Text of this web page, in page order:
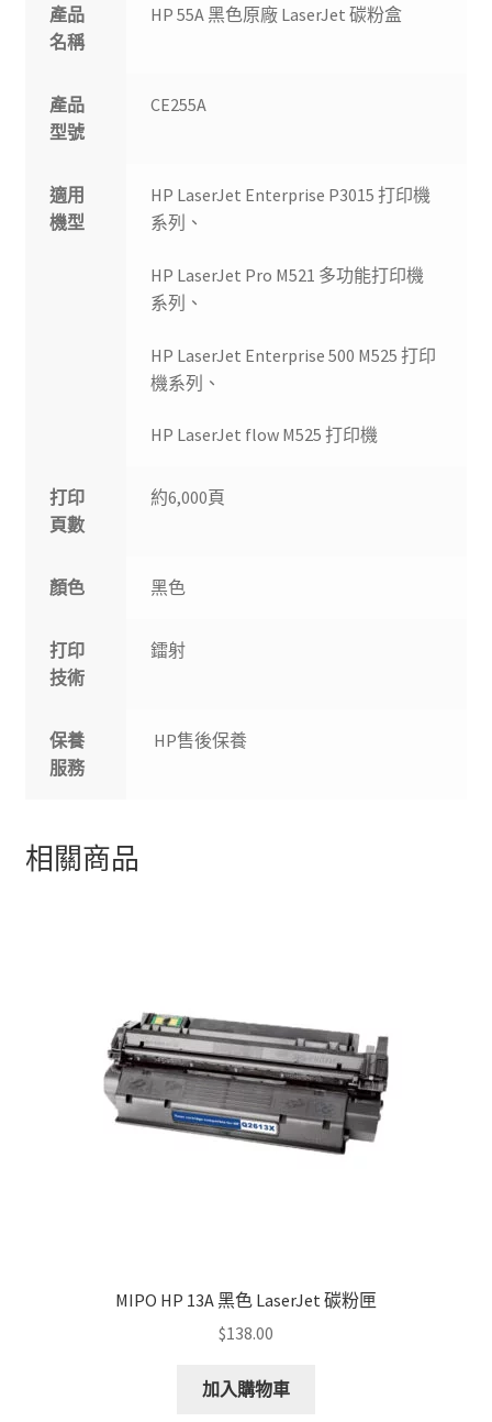
產品
名稱
HP 55A 黑色原廠 LaserJet 碳粉盒
產品
型號
CE255A
適用
機型
HP LaserJet Enterprise P3015 打印機
系列、
HP LaserJet Pro M521 多功能打印機
系列、
HP LaserJet Enterprise 500 M525 打印
機系列、
HP LaserJet flow M525 打印機
打印
頁數
約6,000頁
顏色 黑色
打印
技術
鐳射
保養
服務
HP售後保養
相關商品
MIPO HP 13A 黑色 LaserJet 碳粉匣
$138.00
加入購物車